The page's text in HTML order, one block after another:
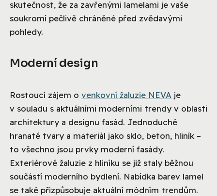
skutečnost, že za zavřenými lamelami je vaše
soukromí pečlivě chráněné před zvědavými
pohledy.
Moderní design
Rostoucí zájem o venkovní žaluzie NEVA je
v souladu s aktuálními moderními trendy v oblasti
architektury a designu fasád. Jednoduché
hranaté tvary a materiál jako sklo, beton, hliník –
to všechno jsou prvky moderní fasády.
Exteriérové žaluzie z hliníku se již staly běžnou
součástí moderního bydlení. Nabídka barev lamel
se také přizpůsobuje aktuální módním trendům.